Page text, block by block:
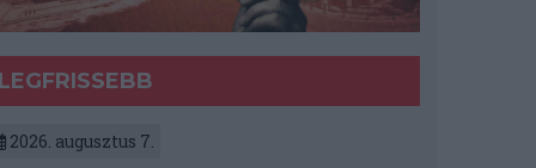
LEGFRISSEBB
2026. augusztus 7.